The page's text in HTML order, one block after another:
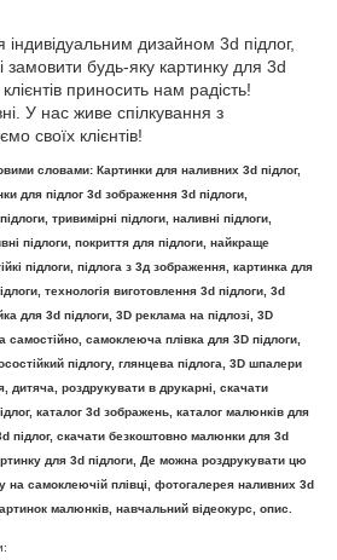
дизайном 3d підлог,
замовити будь-яку картинку для 3d
приносить нам радість!
У нас живе спілкування з
своїх клієнтів!
словами: Картинки для наливних 3d підлог,
для підлог 3d зображення 3d підлоги,
тривимірні підлоги, наливні підлоги,
підлоги, покриття для підлоги, найкраще
підлоги, підлога з 3д зображення, картинка для
технологія виготовлення 3d підлоги, 3d
для 3d підлоги, 3D реклама на підлозі, 3D
самостійно, самоклеюча плівка для 3D підлоги,
підлогу, глянцева підлога, 3D шпалери
дитяча, роздрукувати в друкарні, скачати
каталог 3d зображень, каталог малюнків для
підлог, скачати безкоштовно малюнки для 3d
для 3d підлоги, Де можна роздрукувати цю
на самоклеючій плівці, фотогалерея наливних 3d
малюнків, навчальний відеокурс, опис.